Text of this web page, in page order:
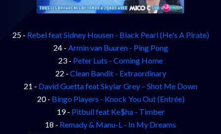
25 - Rebel feat Sidney Housen - Black Pearl (He's A Pirate)
24 - Armin van Buuren - Ping Pong
23 - Peter Luts - Coming Home
22 - Clean Bandit - Extraordinary
21 - David Guetta feat Skylar Grey – Shot Me Down
20 - Bingo Players - Knock You Out (Entrée)
19 - Pitbull feat Ke$ha - Timber
18 - Remady & Manu-L - In My Dreams